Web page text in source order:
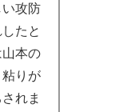
攻防
たと
本の
りが
れま